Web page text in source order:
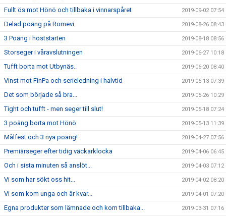
Fullt ös mot Hönö och tillbaka i vinnarspåret 2019-09-02 07:54
Delad poäng på Romevi 2019-08-26 08:43
3 Poäng i höststarten 2019-08-18 08:56
Storseger i våravslutningen 2019-06-27 10:18
Tufft borta mot Utbynäs.. 2019-06-20 08:40
Vinst mot FinPa och serieledning i halvtid 2019-06-13 07:39
Det som började så bra... 2019-05-26 10:29
Tight och tufft - men seger till slut! 2019-05-18 07:24
3 poäng borta mot Hönö 2019-05-13 11:39
Målfest och 3 nya poäng! 2019-04-27 07:56
Premiärseger efter tidig väckarklocka 2019-04-06 06:45
Och i sista minuten så anslöt... 2019-04-03 07:12
Vi som har sökt oss hit... 2019-04-02 08:20
Vi som kom unga och är kvar... 2019-04-01 07:20
Egna produkter som lämnade och kom tillbaka... 2019-03-31 07:16